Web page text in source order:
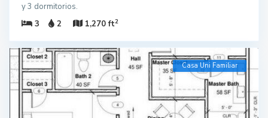
y 3 dormitorios.
3
2 1,270 ft2
Casa Uni Familiar